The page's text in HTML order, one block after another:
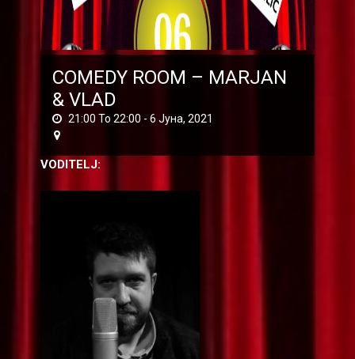
COMEDY ROOM – MARJAN
& VLAD
21:00 To 22:00 - 6 Јуна, 2021
VODITELJ: